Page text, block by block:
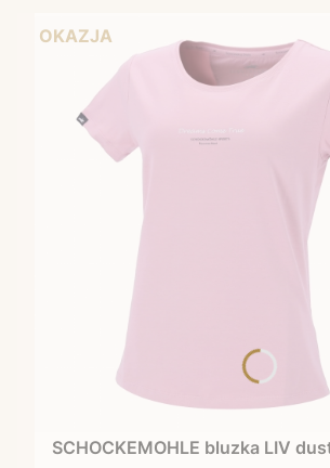
OKAZJA
SCHOCKEMOHLE bluzka LIV